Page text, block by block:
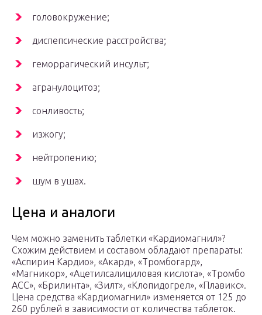
головокружение;
диспепсические расстройства;
геморрагический инсульт;
агранулоцитоз;
сонливость;
изжогу;
нейтропению;
шум в ушах.
Цена и аналоги
Чем можно заменить таблетки «Кардиомагнил»?
Схожим действием и составом обладают препараты:
«Аспирин Кардио», «Акард», «Тромбогард»,
«Магникор», «Ацетилсалициловая кислота», «Тромбо
АСС», «Брилинта», «Зилт», «Клопидогрел», «Плавикс».
Цена средства «Кардиомагнил» изменяется от 125 до
260 рублей в зависимости от количества таблеток.